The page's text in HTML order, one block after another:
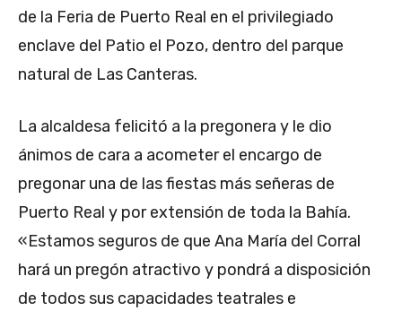
de la Feria de Puerto Real en el privilegiado
enclave del Patio el Pozo, dentro del parque
natural de Las Canteras.
La alcaldesa felicitó a la pregonera y le dio
ánimos de cara a acometer el encargo de
pregonar una de las fiestas más señeras de
Puerto Real y por extensión de toda la Bahía.
«Estamos seguros de que Ana María del Corral
hará un pregón atractivo y pondrá a disposición
de todos sus capacidades teatrales e